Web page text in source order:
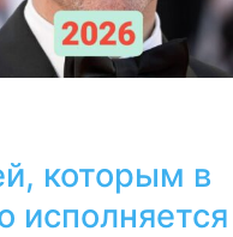
которым в
исполняется